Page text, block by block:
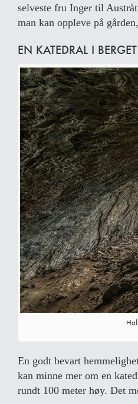
selveste fru Inger til
man kan oppleve på
EN KATEDRAL I BERGET
En godt bevart
kan minne mer om en
rundt 100 meter høy. Det